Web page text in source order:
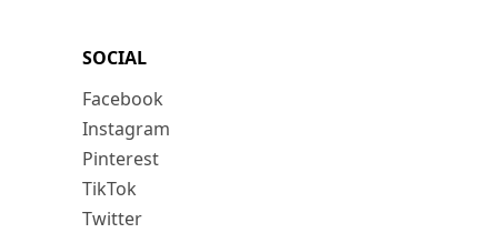
SOCIAL
Facebook
Instagram
Pinterest
TikTok
Twitter